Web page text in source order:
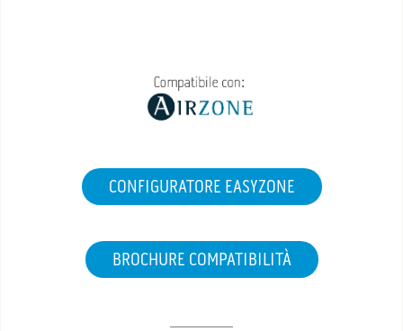
CONFIGURATORE EASYZONE
BROCHURE COMPATIBILITÀ